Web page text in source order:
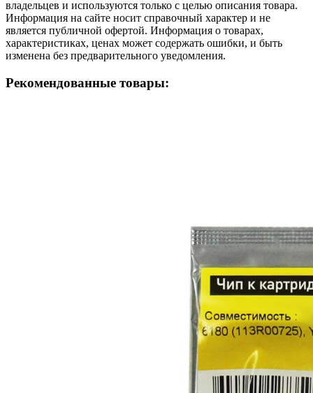
владельцев и используются только с целью описания товара.
Информация на сайте носит справочный характер и не
является публичной офертой. Информация о товарах,
характеристиках, ценах может содержать ошибки, и быть
изменена без предварительного уведомления.
Рекомендованные товары: